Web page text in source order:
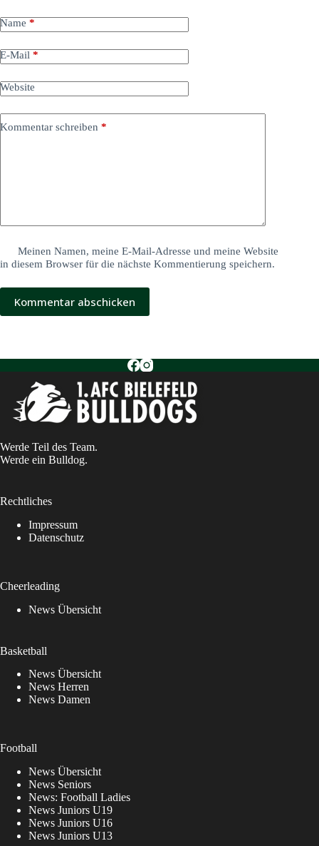
Name *
E-Mail *
Website
Kommentar schreiben *
Meinen Namen, meine E-Mail-Adresse und meine Website
in diesem Browser für die nächste Kommentierung speichern.
Kommentar abschicken
Werde Teil des Team.
Werde ein Bulldog.
Rechtliches
Impressum
Datenschutz
Cheerleading
News Übersicht
Basketball
News Übersicht
News Herren
News Damen
Football
News Übersicht
News Seniors
News: Football Ladies
News Juniors U19
News Juniors U16
News Juniors U13